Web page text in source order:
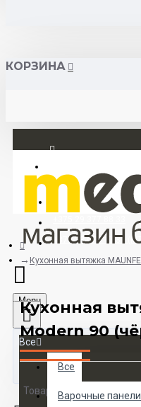
КОРЗИНА
Регистрация
+375 33 673 17 31
Menu
Все
Все
Варочные панели
Товаров 0 (0 руб.)
Кухонная вытяжка
Кухонная
Modern 90